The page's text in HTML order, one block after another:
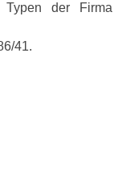
Typen der Firma
41.